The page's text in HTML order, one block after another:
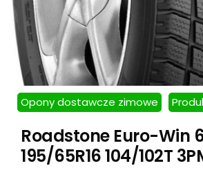
Opony dostawcze zimowe
Roadstone Euro-Win
195/65R16 104/102T